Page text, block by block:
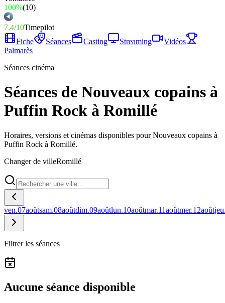
100%(10)
7.4/10Timepilot
Fiche
Séances Casting Streaming
Vidéos
Palmarès
Séances cinéma
Séances de Nouveaux copains à
Puffin Rock à Romillé
Horaires, versions et cinémas disponibles pour Nouveaux copains à
Puffin Rock à Romillé.
Changer de villeRomillé
ven.07aoûtsam.08aoûtdim.09aoûtlun.10aoûtmar.11aoûtmer.12août
Filtrer les séances
Aucune séance disponible